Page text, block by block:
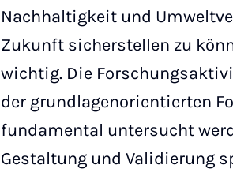
Nachhaltigkeit und
Zukunft sicherstellen zu
wichtig. Die
der grundlagenorientierten
fundamental untersucht
Gestaltung und Validierung